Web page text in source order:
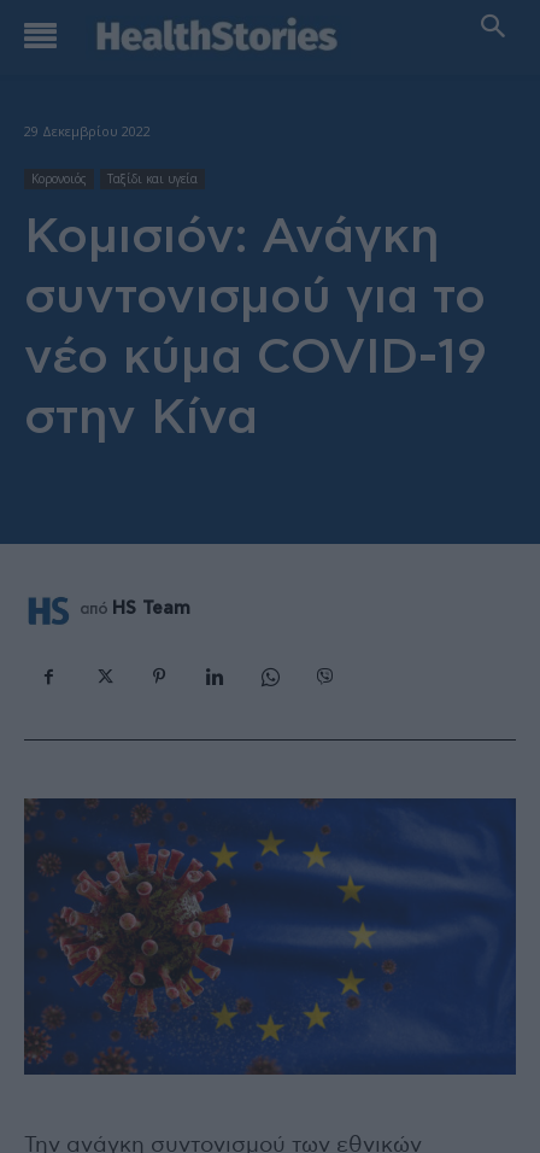
29 Δεκεμβρίου 2022
Κορονοιός Ταξίδι και υγεία
Κομισιόν: Ανάγκη
συντονισμού για το
νέο κύμα COVID-19
στην Κίνα
από HS Team
Την ανάγκη συντονισμού των εθνικών